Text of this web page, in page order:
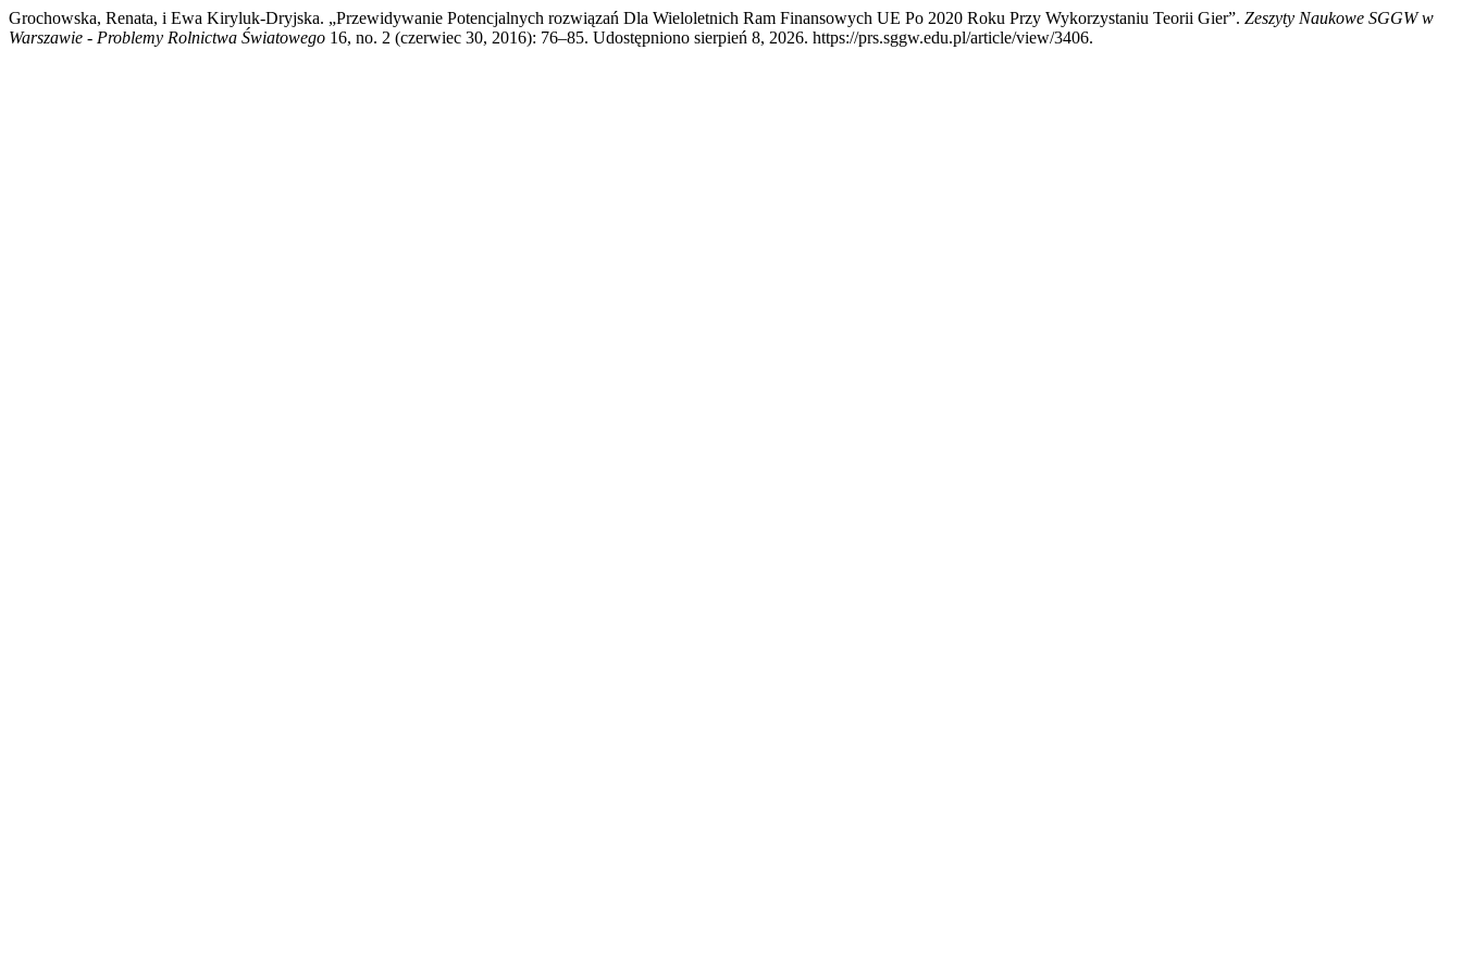
Grochowska, Renata, i Ewa Kiryluk-Dryjska. „Przewidywanie Potencjalnych rozwiązań Dla Wieloletnich Ram Finansowych UE Po 2020 Roku Przy Wykorzystaniu Teorii Gier”. Zeszyty Naukowe SGGW w
Warszawie - Problemy Rolnictwa Światowego 16, no. 2 (czerwiec 30, 2016): 76–85. Udostępniono sierpień 8, 2026. https://prs.sggw.edu.pl/article/view/3406.